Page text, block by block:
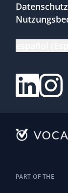
Datenschutz
PART OF THE